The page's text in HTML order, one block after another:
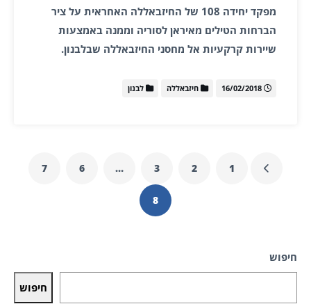
מפקד יחידה 108 של החיזבאללה האחראית על ציר
הברחות הטילים מאיראן לסוריה וממנה באמצעות
שיירות קרקעיות אל מחסני החיזבאללה שבלבנון.
16/02/2018 חיזבאללה לבנון
1
2
3
…
6
7
8
חיפוש
חיפוש